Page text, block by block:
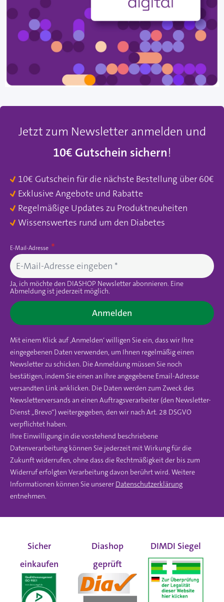
Jetzt zum Newsletter anmelden und
10€ Gutschein sichern!
10€ Gutschein für die nächste Bestellung über 60€
Exklusive Angebote und Rabatte
Regelmäßige Updates zu Produktneuheiten
Wissenswertes rund um den Diabetes
E-Mail-Adresse
Ja, ich möchte den DIASHOP Newsletter abonnieren. Eine
Abmeldung ist jederzeit möglich.
Anmelden
Mit einem Klick auf ‚Anmelden‘ willigen Sie ein, dass wir Ihre
eingegebenen Daten verwenden, um Ihnen regelmäßig einen
Newsletter zu schicken. Die Anmeldung müssen Sie noch
bestätigen, indem Sie einen an Ihre angegebene Email-Adresse
versandten Link anklicken. Die Daten werden zum Zweck des
Newsletterversands an einen Auftragsverarbeiter (den Newsletter-
Dienst „Brevo“) weitergegeben, den wir nach Art. 28 DSGVO
verpflichtet haben.
Ihre Einwilligung in die vorstehend beschriebene
Datenverarbeitung können Sie jederzeit mit Wirkung für die
Zukunft widerrufen, ohne dass die Rechtmäßigkeit der bis zum
Widerruf erfolgten Verarbeitung davon berührt wird. Weitere
Informationen können Sie unserer Datenschutzerklärung
entnehmen.
Sicher
einkaufen
Diashop
geprüft
DIMDI Siegel